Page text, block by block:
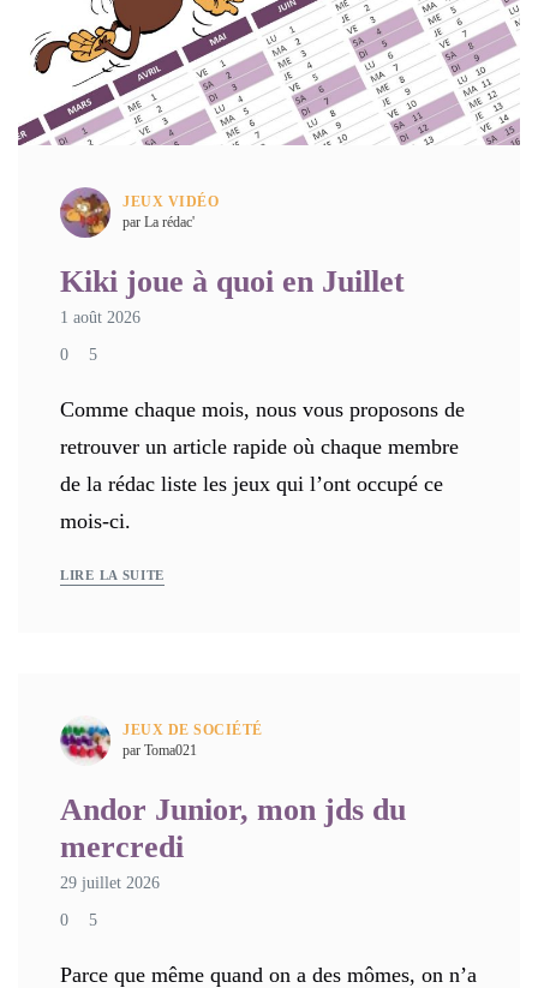
JEUX VIDÉO
par La rédac'
Kiki joue à quoi en Juillet
1 août 2026
0 5
Comme chaque mois, nous vous proposons de
retrouver un article rapide où chaque membre
de la rédac liste les jeux qui l’ont occupé ce
mois-ci.
LIRE LA SUITE
JEUX DE SOCIÉTÉ
par Toma021
Andor Junior, mon jds du
mercredi
29 juillet 2026
0 5
Parce que même quand on a des mômes, on n’a